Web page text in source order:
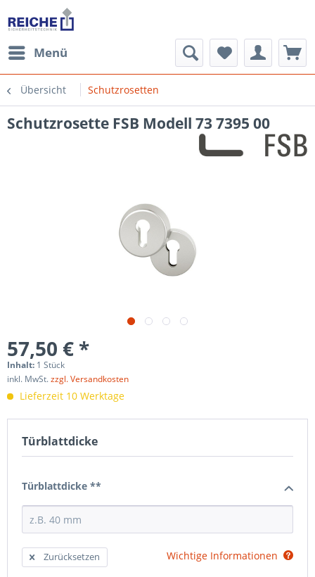
Menü
Übersicht Schutzrosetten
Schutzrosette FSB Modell 73 7395 00
57,50 € *
Inhalt: 1 Stück
inkl. MwSt.zzgl. Versandkosten
Lieferzeit 10 Werktage
Türblattdicke
Türblattdicke **
Zurücksetzen Wichtige Informationen